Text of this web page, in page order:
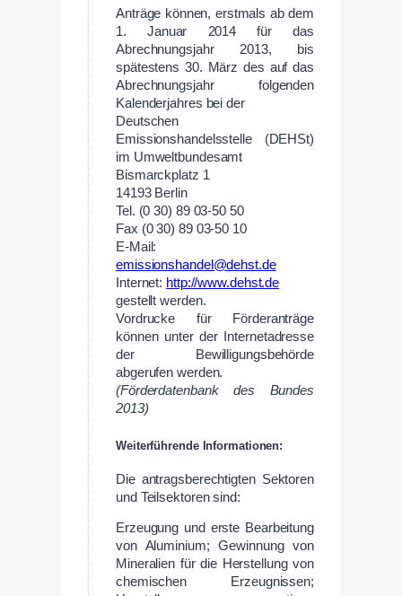
Anträge können, erstmals ab dem
1. Januar 2014 für das
Abrechnungsjahr 2013, bis
spätestens 30. März des auf das
Abrechnungsjahr folgenden
Kalenderjahres bei der
Deutschen
Emissionshandelsstelle (DEHSt)
im Umweltbundesamt
Bismarckplatz 1
14193 Berlin
Tel. (0 30) 89 03-50 50
Fax (0 30) 89 03-50 10
E-Mail:
emissionshandel@dehst.de
Internet: http://www.dehst.de
gestellt werden.
Vordrucke für Förderanträge
können unter der Internetadresse
der Bewilligungsbehörde
abgerufen werden.
(Förderdatenbank des Bundes
2013)
Weiterführende Informationen:
Die antragsberechtigten Sektoren
und Teilsektoren sind:
Erzeugung und erste Bearbeitung
von Aluminium; Gewinnung von
Mineralien für die Herstellung von
chemischen Erzeugnissen;